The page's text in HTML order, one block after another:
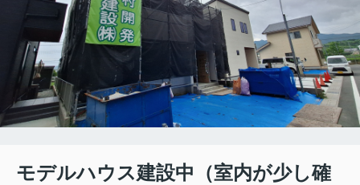
モデルハウス建設中（室内が少し確